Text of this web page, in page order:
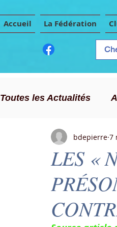
Accueil La Fédération
Toutes les Actualités
Publicité
Chasse au trésor
LES «
bdepierre 7